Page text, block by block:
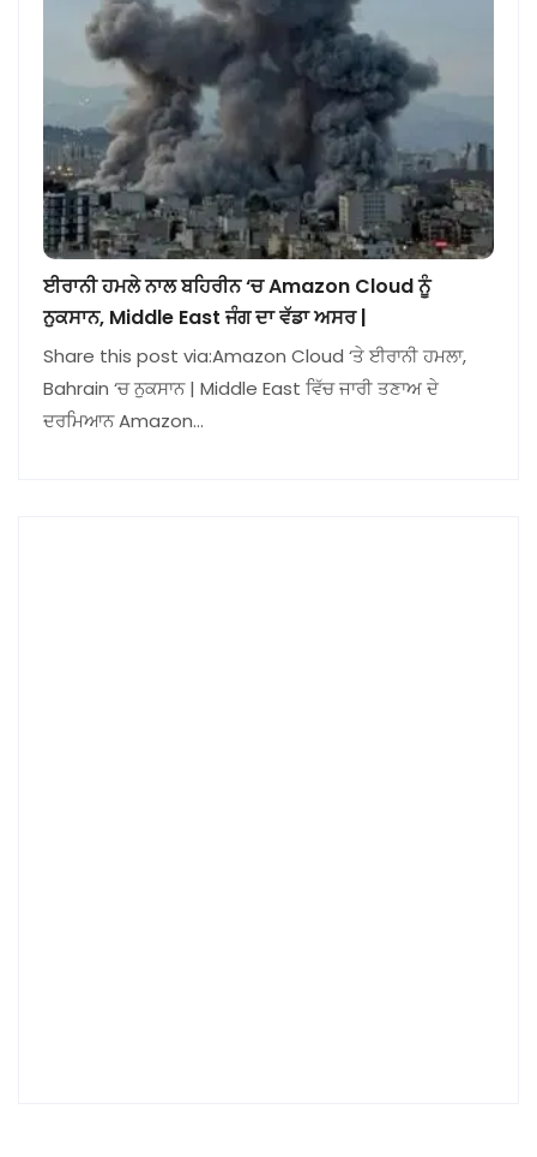
ਈਰਾਨੀ ਹਮਲੇ ਨਾਲ ਬਹਿਰੀਨ ‘ਚ Amazon Cloud ਨੂੰ
ਨੁਕਸਾਨ, Middle East ਜੰਗ ਦਾ ਵੱਡਾ ਅਸਰ |
Share this post via:Amazon Cloud ‘ਤੇ ਈਰਾਨੀ ਹਮਲਾ,
Bahrain ‘ਚ ਨੁਕਸਾਨ | Middle East ਵਿੱਚ ਜਾਰੀ ਤਣਾਅ ਦੇ
ਦਰਮਿਆਨ Amazon…